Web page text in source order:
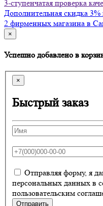
3-ступенчатая проверка
Дополнительная скидка 3%
2 фирменных магазина в
×
Успешно добавлено в
×
Быстрый заказ
Отправляя форму, я
персональных данных в
пользовательским
Отправить